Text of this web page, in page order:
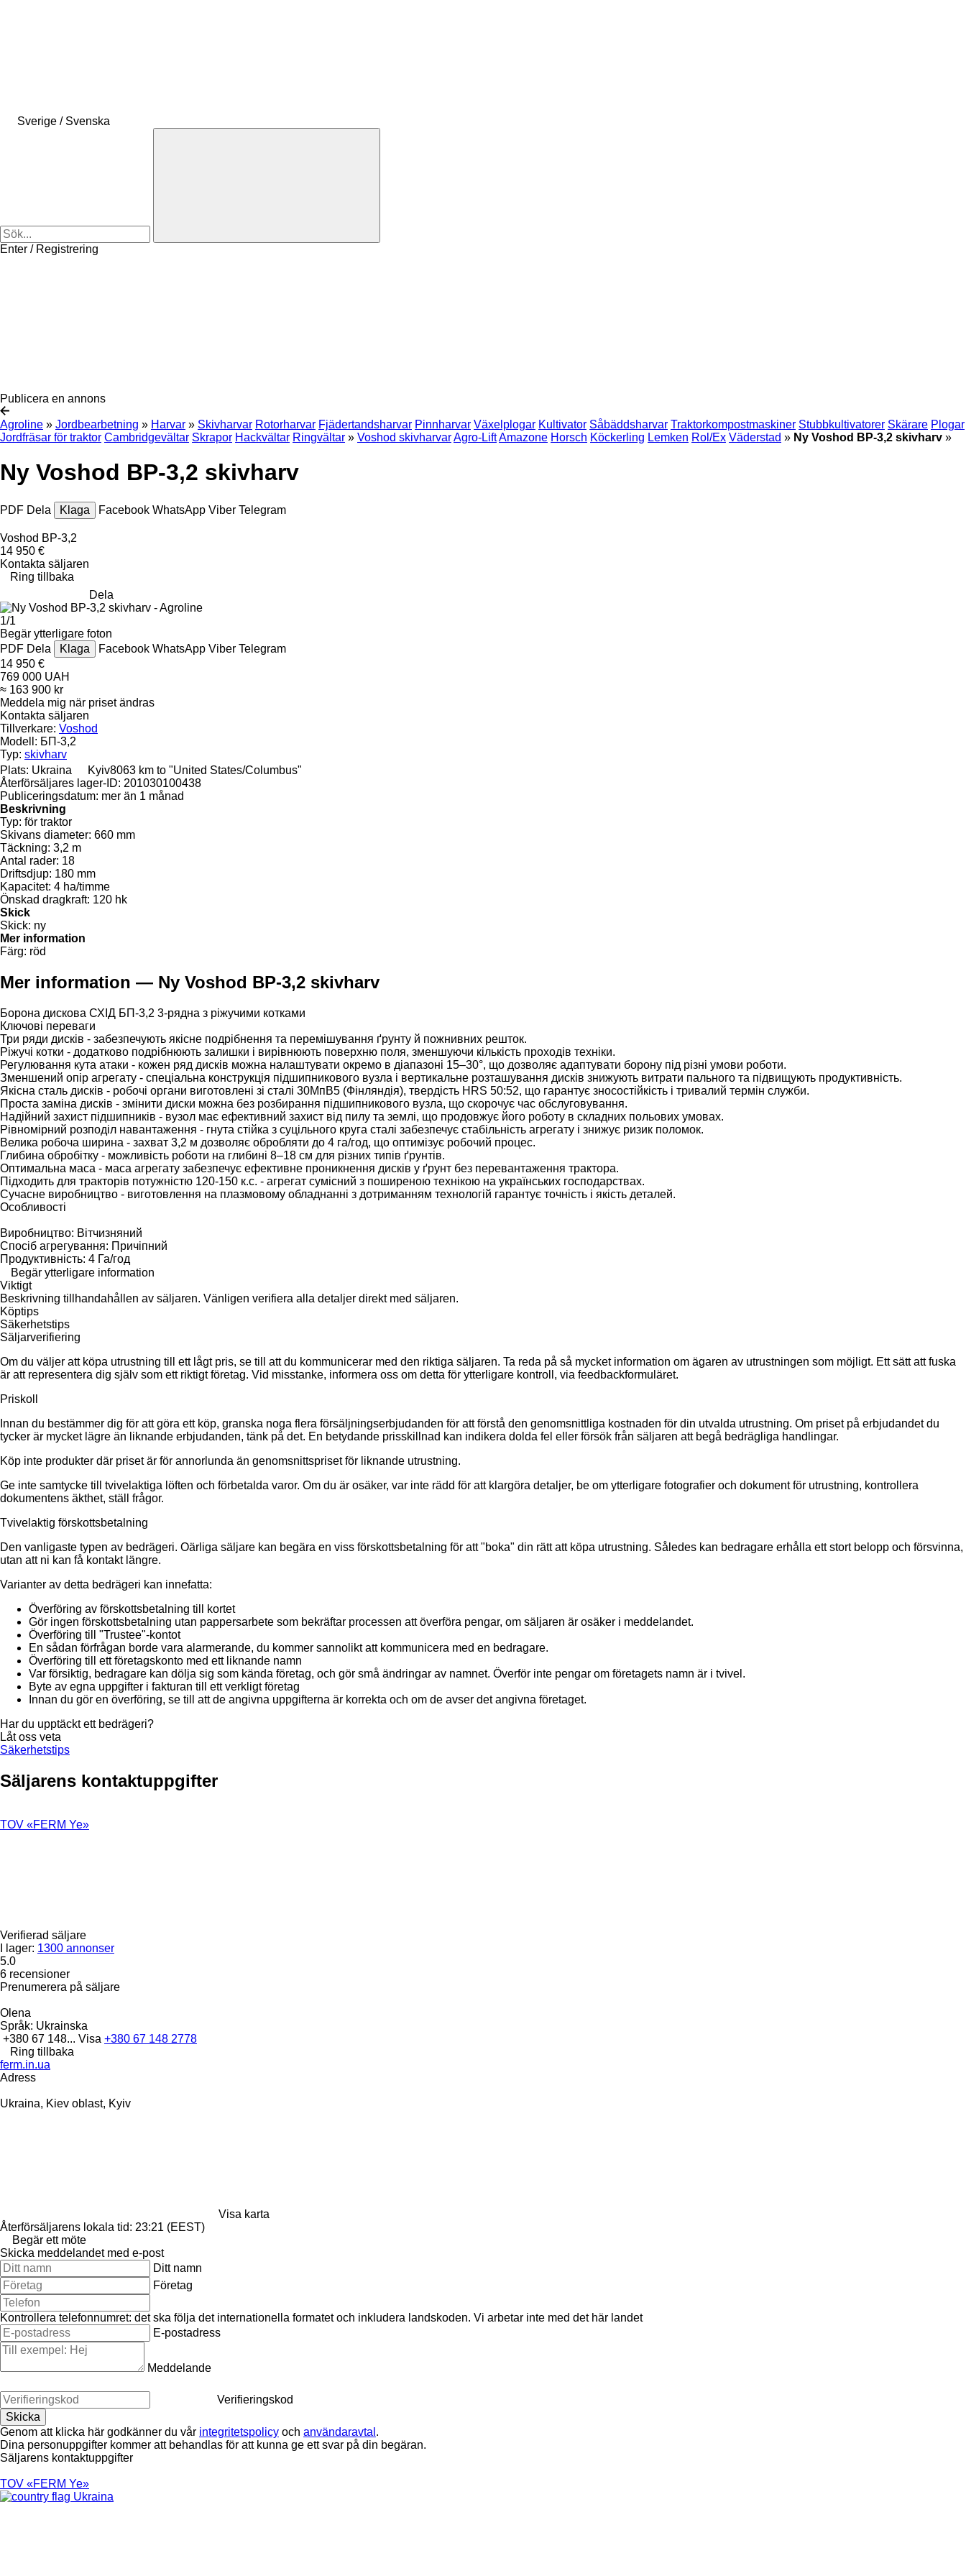
Sverige / Svenska
Enter / Registrering
Publicera en annons
Agroline » Jordbearbetning » Harvar » Skivharvar Rotorharvar Fjädertandsharvar Pinnharvar Växelplogar Kultivator Såbäddsharvar Traktorkompostmaskiner Stubbkultivatorer Skärare Plogar
Jordfräsar för traktor Cambridgevältar Skrapor Hackvältar Ringvältar » Voshod skivharvarAgro-LiftAmazone Horsch Köckerling Lemken Rol/Ex Väderstad » Ny Voshod BP-3,2 skivharv »
Ny Voshod BP-3,2 skivharv
PDF Dela Klaga Facebook WhatsApp Viber Telegram
Voshod BP-3,2
14 950 €
Kontakta säljaren
Ring tillbaka
Dela
1/1
Begär ytterligare foton
PDF Dela Klaga Facebook WhatsApp Viber Telegram
14 950 €
769 000 UAH
≈ 163 900 kr
Meddela mig när priset ändras
Kontakta säljaren
Tillverkare: Voshod
Modell: БП-3,2
Typ: skivharv
Plats: Ukraina Kyiv8063 km to "United States/Columbus"
Återförsäljares lager-ID: 201030100438
Publiceringsdatum: mer än 1 månad
Beskrivning
Typ: för traktor
Skivans diameter: 660 mm
Täckning: 3,2 m
Antal rader: 18
Driftsdjup: 180 mm
Kapacitet: 4 ha/timme
Önskad dragkraft: 120 hk
Skick
Skick: ny
Mer information
Färg: röd
Mer information — Ny Voshod BP-3,2 skivharv
Борона дискова СХІД БП-3,2 3-рядна з ріжучими котками
Ключові переваги
Три ряди дисків - забезпечують якісне подрібнення та перемішування ґрунту й пожнивних решток.
Ріжучі котки - додатково подрібнюють залишки і вирівнюють поверхню поля, зменшуючи кількість проходів техніки.
Регулювання кута атаки - кожен ряд дисків можна налаштувати окремо в діапазоні 15–30°, що дозволяє адаптувати борону під різні умови роботи.
Зменшений опір агрегату - спеціальна конструкція підшипникового вузла і вертикальне розташування дисків знижують витрати пального та підвищують продуктивність.
Якісна сталь дисків - робочі органи виготовлені зі сталі 30МпВ5 (Фінляндія), твердість HRS 50:52, що гарантує зносостійкість і тривалий термін служби.
Проста заміна дисків - змінити диски можна без розбирання підшипникового вузла, що скорочує час обслуговування.
Надійний захист підшипників - вузол має ефективний захист від пилу та землі, що продовжує його роботу в складних польових умовах.
Рівномірний розподіл навантаження - гнута стійка з суцільного круга сталі забезпечує стабільність агрегату і знижує ризик поломок.
Велика робоча ширина - захват 3,2 м дозволяє обробляти до 4 га/год, що оптимізує робочий процес.
Глибина обробітку - можливість роботи на глибині 8–18 см для різних типів ґрунтів.
Оптимальна маса - маса агрегату забезпечує ефективне проникнення дисків у ґрунт без перевантаження трактора.
Підходить для тракторів потужністю 120-150 к.с. - агрегат сумісний з поширеною технікою на українських господарствах.
Сучасне виробництво - виготовлення на плазмовому обладнанні з дотриманням технологій гарантує точність і якість деталей.
Особливості
Виробництво: Вітчизняний
Спосіб агрегування: Причіпний
Продуктивність: 4 Га/год
Begär ytterligare information
Viktigt
Beskrivning tillhandahållen av säljaren. Vänligen verifiera alla detaljer direkt med säljaren.
Köptips
Säkerhetstips
Säljarverifiering
Om du väljer att köpa utrustning till ett lågt pris, se till att du kommunicerar med den riktiga säljaren. Ta reda på så mycket information om ägaren av utrustningen som möjligt. Ett sätt att fuska
är att representera dig själv som ett riktigt företag. Vid misstanke, informera oss om detta för ytterligare kontroll, via feedbackformuläret.
Priskoll
Innan du bestämmer dig för att göra ett köp, granska noga flera försäljningserbjudanden för att förstå den genomsnittliga kostnaden för din utvalda utrustning. Om priset på erbjudandet du
tycker är mycket lägre än liknande erbjudanden, tänk på det. En betydande prisskillnad kan indikera dolda fel eller försök från säljaren att begå bedrägliga handlingar.
Köp inte produkter där priset är för annorlunda än genomsnittspriset för liknande utrustning.
Ge inte samtycke till tvivelaktiga löften och förbetalda varor. Om du är osäker, var inte rädd för att klargöra detaljer, be om ytterligare fotografier och dokument för utrustning, kontrollera
dokumentens äkthet, ställ frågor.
Tvivelaktig förskottsbetalning
Den vanligaste typen av bedrägeri. Oärliga säljare kan begära en viss förskottsbetalning för att "boka" din rätt att köpa utrustning. Således kan bedragare erhålla ett stort belopp och försvinna,
utan att ni kan få kontakt längre.
Varianter av detta bedrägeri kan innefatta:
Överföring av förskottsbetalning till kortet
Gör ingen förskottsbetalning utan pappersarbete som bekräftar processen att överföra pengar, om säljaren är osäker i meddelandet.
Överföring till "Trustee"-kontot
En sådan förfrågan borde vara alarmerande, du kommer sannolikt att kommunicera med en bedragare.
Överföring till ett företagskonto med ett liknande namn
Var försiktig, bedragare kan dölja sig som kända företag, och gör små ändringar av namnet. Överför inte pengar om företagets namn är i tvivel.
Byte av egna uppgifter i fakturan till ett verkligt företag
Innan du gör en överföring, se till att de angivna uppgifterna är korrekta och om de avser det angivna företaget.
Har du upptäckt ett bedrägeri?
Låt oss veta
Säkerhetstips
Säljarens kontaktuppgifter
TOV «FERM Ye»
Verifierad säljare
I lager: 1300 annonser
5.0
6 recensioner
Prenumerera på säljare
Olena
Språk: Ukrainska
+380 67 148... Visa +380 67 148 2778
Ring tillbaka
ferm.in.ua
Adress
Ukraina, Kiev oblast, Kyiv
Visa karta
Återförsäljarens lokala tid: 23:21 (EEST)
Begär ett möte
Skicka meddelandet med e-post
Ditt namn
Företag
Kontrollera telefonnumret: det ska följa det internationella formatet och inkludera landskoden. Vi arbetar inte med det här landet
E-postadress
Meddelande
Verifieringskod
Genom att klicka här godkänner du vår integritetspolicy och användaravtal .
Dina personuppgifter kommer att behandlas för att kunna ge ett svar på din begäran.
Säljarens kontaktuppgifter
TOV «FERM Ye»
Ukraina